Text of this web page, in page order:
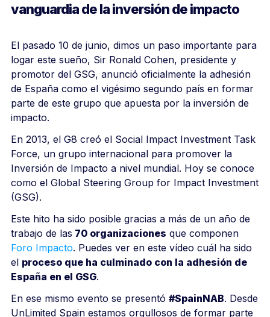
vanguardia de la inversión de impacto
El pasado 10 de junio, dimos un paso importante para
logar este sueño, Sir Ronald Cohen, presidente y
promotor del GSG, anunció oficialmente la adhesión
de España como el vigésimo segundo país en formar
parte de este grupo que apuesta por la inversión de
impacto.
En 2013, el G8 creó el Social Impact Investment Task
Force, un grupo internacional para promover la
Inversión de Impacto a nivel mundial. Hoy se conoce
como el Global Steering Group for Impact Investment
(GSG).
Este hito ha sido posible gracias a más de un año de
trabajo de las 70 organizaciones que componen
Foro Impacto. Puedes ver en este vídeo cuál ha sido
el proceso que ha culminado con la adhesión de
España en el GSG.
En ese mismo evento se presentó #SpainNAB. Desde
UnLimited Spain estamos orgullosos de formar parte